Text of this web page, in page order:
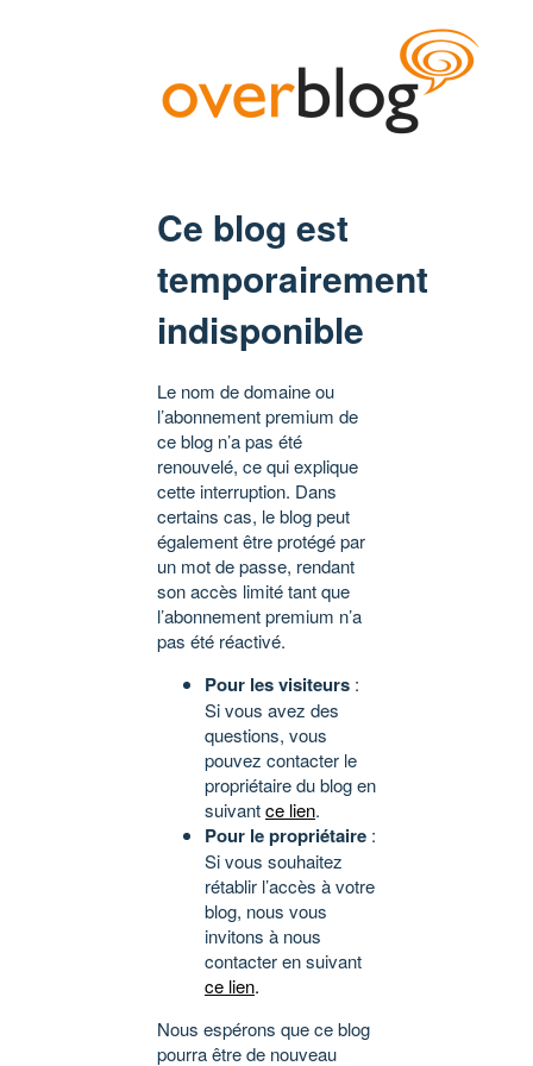
Ce blog est
temporairement
indisponible
Le nom de domaine ou
l’abonnement premium de
ce blog n’a pas été
renouvelé, ce qui explique
cette interruption. Dans
certains cas, le blog peut
également être protégé par
un mot de passe, rendant
son accès limité tant que
l’abonnement premium n’a
pas été réactivé.
Pour les visiteurs :
Si vous avez des
questions, vous
pouvez contacter le
propriétaire du blog en
suivantce lien.
Pour le propriétaire :
Si vous souhaitez
rétablir l’accès à votre
blog, nous vous
invitons à nous
contacter en suivant
ce lien.
Nous espérons que ce blog
pourra être de nouveau